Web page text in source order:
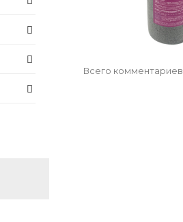
Всего комментариев